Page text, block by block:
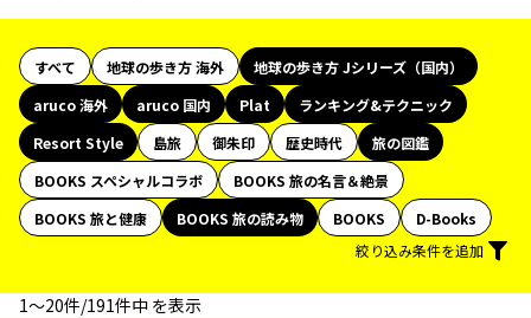
すべて 地球の歩き方 海外
地球の歩き方 Jシリーズ（国内）
aruco 海外
aruco 国内 Plat
ランキング&テクニック
Resort Style
島旅 御朱印 歴史時代
旅の図鑑
BOOKS スペシャルコラボ
BOOKS 旅の名言＆絶景
BOOKS 旅と健康
BOOKS 旅の読み物 BOOKS
D-Books
絞り込み条件を追加
1〜20件/191件中 を表示